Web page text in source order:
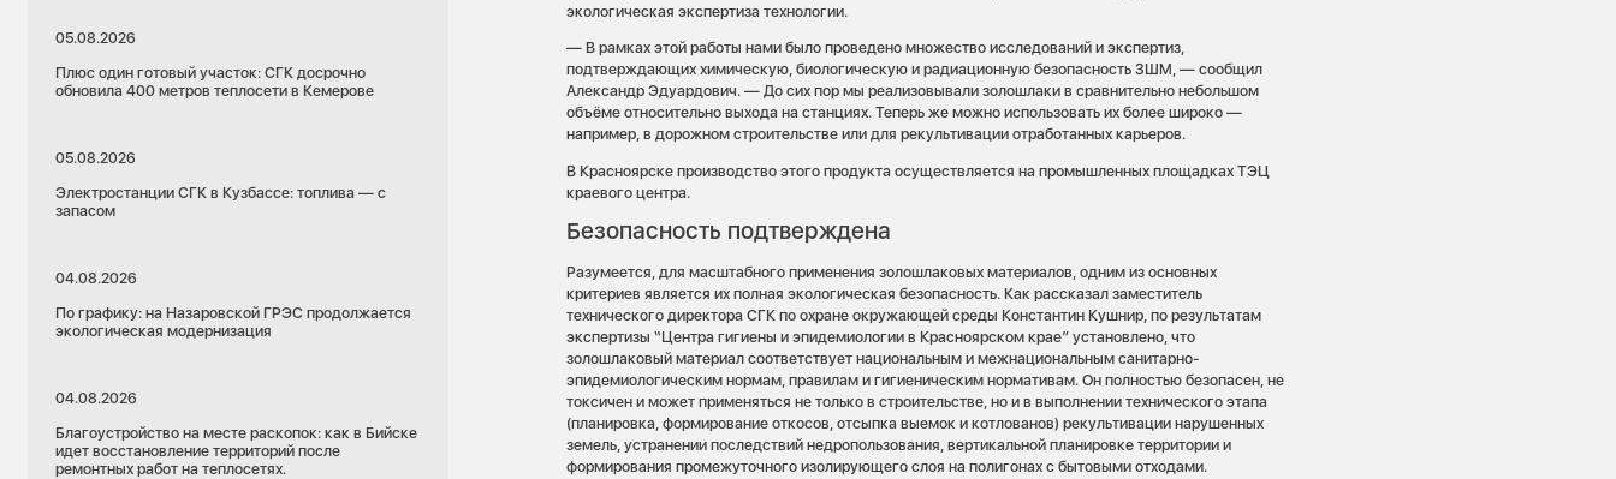
05.08.2026
Плюс один готовый участок: СГК досрочно
обновила 400 метров теплосети в Кемерове
05.08.2026
Электростанции СГК в Кузбассе: топлива — с
запасом
04.08.2026
По графику: на Назаровской ГРЭС продолжается
экологическая модернизация
04.08.2026
Благоустройство на месте раскопок: как в Бийске
идет восстановление территорий после
ремонтных работ на теплосетях.
экологическая экспертиза технологии.
— В рамках этой работы нами было проведено множество исследований и экспертиз,
подтверждающих химическую, биологическую и радиационную безопасность ЗШМ, — сообщил
Александр Эдуардович. — До сих пор мы реализовывали золошлаки в сравнительно небольшом
объёме относительно выхода на станциях. Теперь же можно использовать их более широко —
например, в дорожном строительстве или для рекультивации отработанных карьеров.
В Красноярске производство этого продукта осуществляется на промышленных площадках ТЭЦ
краевого центра.
Безопасность подтверждена
Разумеется, для масштабного применения золошлаковых материалов, одним из основных
критериев является их полная экологическая безопасность. Как рассказал заместитель
технического директора СГК по охране окружающей среды Константин Кушнир, по результатам
экспертизы “Центра гигиены и эпидемиологии в Красноярском крае” установлено, что
золошлаковый материал соответствует национальным и межнациональным санитарно-
эпидемиологическим нормам, правилам и гигиеническим нормативам. Он полностью безопасен, не
токсичен и может применяться не только в строительстве, но и в выполнении технического этапа
(планировка, формирование откосов, отсыпка выемок и котлованов) рекультивации нарушенных
земель, устранении последствий недропользования, вертикальной планировке территории и
формирования промежуточного изолирующего слоя на полигонах с бытовыми отходами.